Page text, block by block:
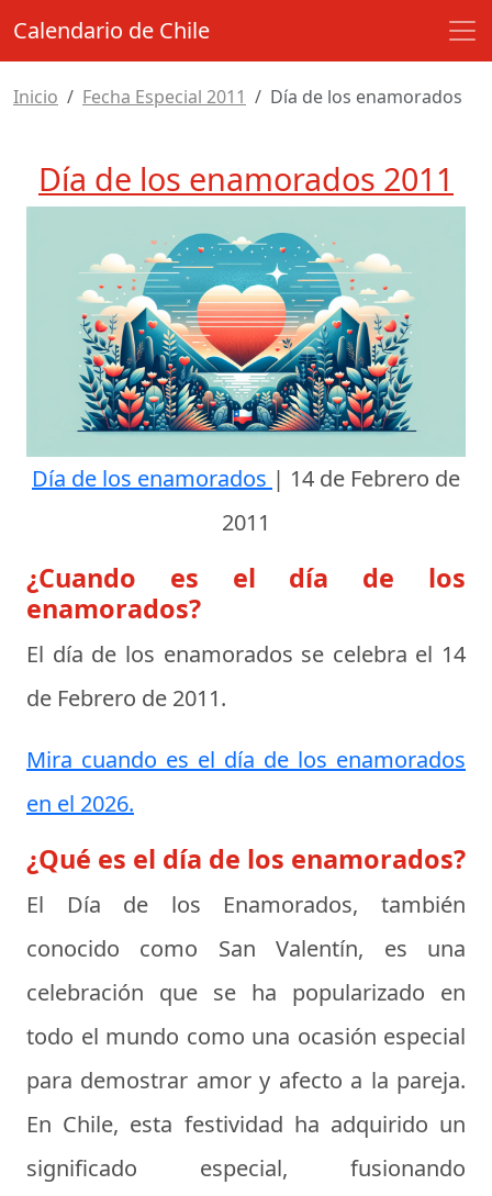
Calendario de Chile
Inicio Fecha Especial 2011 Día de los enamorados
Día de los enamorados 2011
Día de los enamorados | 14 de Febrero de
2011
¿Cuando es el día de los
enamorados?
El día de los enamorados se celebra el 14
de Febrero de 2011.
Mira cuando es el día de los enamorados
en el 2026.
¿Qué es el día de los enamorados?
El Día de los Enamorados, también
conocido como San Valentín, es una
celebración que se ha popularizado en
todo el mundo como una ocasión especial
para demostrar amor y afecto a la pareja.
En Chile, esta festividad ha adquirido un
significado especial, fusionando